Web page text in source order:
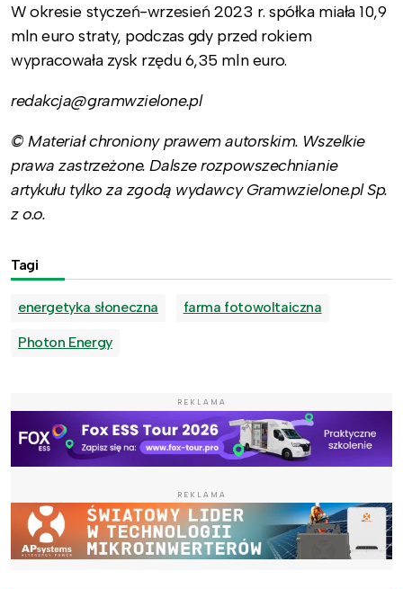
W okresie styczeń-wrzesień 2023 r. spółka miała 10,9
mln euro straty, podczas gdy przed rokiem
wypracowała zysk rzędu 6,35 mln euro.
redakcja@gramwzielone.pl
© Materiał chroniony prawem autorskim. Wszelkie
prawa zastrzeżone. Dalsze rozpowszechnianie
artykułu tylko za zgodą wydawcy Gramwzielone.pl Sp.
z o.o.
Tagi
energetyka słoneczna farma fotowoltaiczna
Photon Energy
REKLAMA
REKLAMA